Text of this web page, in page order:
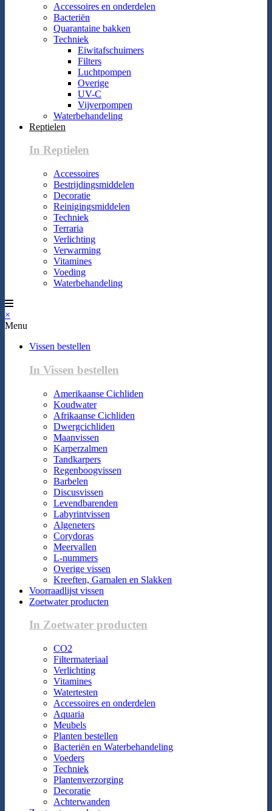
Accessoires en onderdelen
Bacteriën
Quarantaine bakken
Techniek
Eiwitafschuimers
Filters
Luchtpompen
Overige
UV-C
Vijverpompen
Waterbehandeling
Reptielen
In Reptielen
Accessoires
Bestrijdingsmiddelen
Decoratie
Reinigingsmiddelen
Techniek
Terraria
Verlichting
Verwarming
Vitamines
Voeding
Waterbehandeling
×
Menu
Vissen bestellen
In Vissen bestellen
Amerikaanse Cichliden
Koudwater
Afrikaanse Cichliden
Dwergcichliden
Maanvissen
Karperzalmen
Tandkarpers
Regenboogvissen
Barbelen
Discusvissen
Levendbarenden
Labyrintvissen
Algeneters
Corydoras
Meervallen
L-nummers
Overige vissen
Kreeften, Garnalen en Slakken
Voorraadlijst vissen
Zoetwater producten
In Zoetwater producten
CO2
Filtermateriaal
Verlichting
Vitamines
Watertesten
Accessoires en onderdelen
Aquaria
Meubels
Planten bestellen
Bacteriën en Waterbehandeling
Voeders
Techniek
Plantenverzorging
Decoratie
Achterwanden